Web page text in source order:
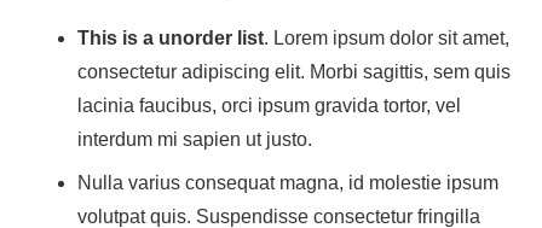
This is a unorder list. Lorem ipsum dolor sit amet,
consectetur adipiscing elit. Morbi sagittis, sem quis
lacinia faucibus, orci ipsum gravida tortor, vel
interdum mi sapien ut justo.
Nulla varius consequat magna, id molestie ipsum
volutpat quis. Suspendisse consectetur fringilla